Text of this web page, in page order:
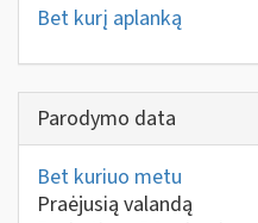
Bet kurį aplanką
Parodymo data
Bet kuriuo metu
Praėjusią valandą